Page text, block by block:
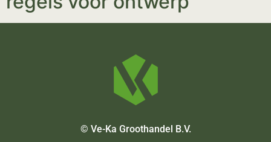
© Ve-Ka Groothandel B.V.